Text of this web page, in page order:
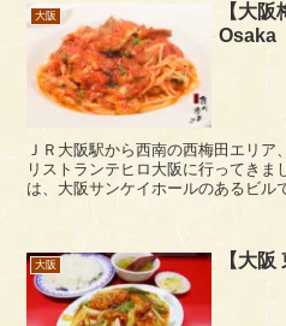
大阪
【大
Osaka
ＪＲ大阪駅から西南の西梅田エリ
リストランテヒロ大阪に行ってきました。 このブリーゼ
は、大阪サンケイホールのあるビル
大阪 【大